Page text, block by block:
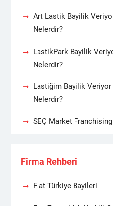
Art Lastik Bayilik
Nelerdir?
LastikPark Bayilik
Nelerdir?
Lastiğim Bayilik Veriyor
Nelerdir?
SEÇ Market
Firma Rehberi
Fiat Türkiye Bayileri